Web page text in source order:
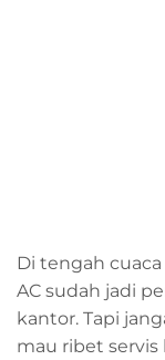
Di tengah
AC sudah jadi
kantor. Tapi
mau ribet